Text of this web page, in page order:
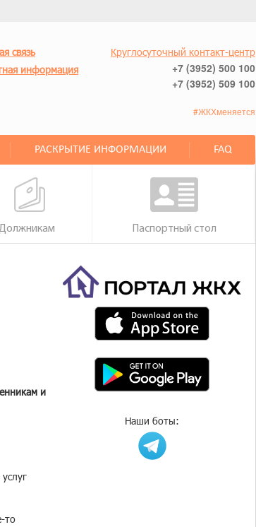
связь
информация
Круглосуточный контакт-центр
+7 (3952) 500 100
+7 (3952) 509 100
#ЖКХменяется
РАСКРЫТИЕ ИНФОРМАЦИИ FAQ
Паспортный стол
Наши боты:
и
то